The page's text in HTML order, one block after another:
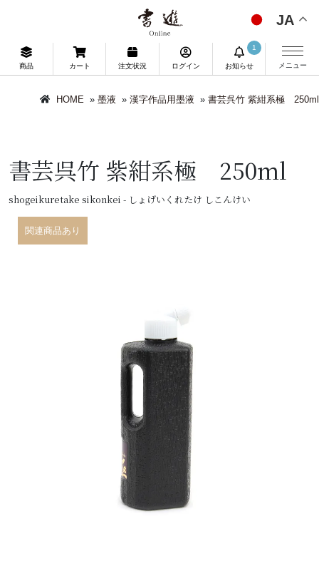
JA
商品 カート 注文状況 ログイン お知らせ
1
メニュー
HOME » 墨液 » 漢字作品用墨液 » 書芸呉竹 紫紺系極 250ml
書芸呉竹 紫紺系極 250ml
shogeikuretake sikonkei - しょげいくれたけ しこんけい
関連商品あり